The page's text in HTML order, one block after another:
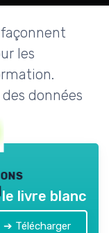
les
données
livre blanc
➔ Télécharger